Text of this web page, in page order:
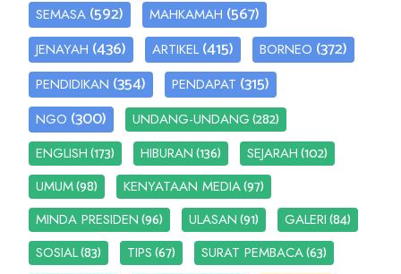
SEMASA (592) MAHKAMAH (567)
JENAYAH (436) ARTIKEL (415) BORNEO (372)
PENDIDIKAN (354) PENDAPAT (315)
NGO (300) UNDANG-UNDANG(282)
ENGLISH(173) HIBURAN(136) SEJARAH(102)
UMUM(98) KENYATAAN MEDIA(97)
MINDA PRESIDEN(96) ULASAN(91) GALERI(84)
SOSIAL(83) TIPS(67) SURAT PEMBACA(63)